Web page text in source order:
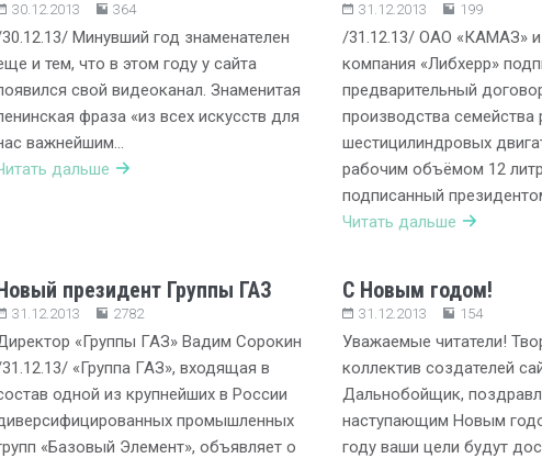
30.12.2013 364
Минувший год знаменателен
и тем, что в этом году у сайта
свой видеоканал. Знаменитая
фраза «из всех искусств для
важнейшим…
дальше
31.12.2013 199
/31.12.13/ ОАО «КАМАЗ» и
компания «Либхерр»
предварительный
производства семейства
шестицилиндровых
рабочим объёмом 12
подписанный
Читать дальше
президент Группы ГАЗ
31.12.2013 2782
«Группы ГАЗ» Вадим Сорокин
«Группа ГАЗ», входящая в
одной из крупнейших в России
промышленных
«Базовый Элемент», объявляет о
С Новым годом!
31.12.2013 154
Уважаемые читатели!
коллектив создателей
Дальнобойщик,
наступающим Новым
году ваши цели будут